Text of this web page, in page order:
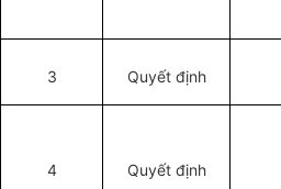
3 Quyết định
4 Quyết định